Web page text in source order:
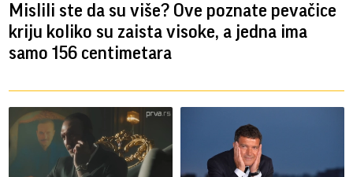
Mislili ste da su više? Ove poznate pevačice
kriju koliko su zaista visoke, a jedna ima
samo 156 centimetara